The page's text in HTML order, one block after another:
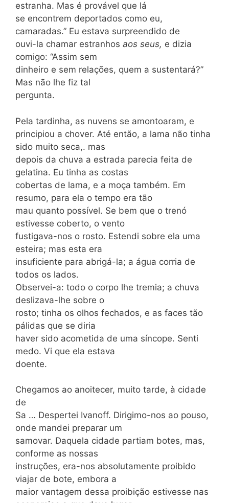
estranha. Mas é provável que lá
se encontrem deportados como eu,
camaradas.” Eu estava surpreendido de
ouvi-la chamar estranhos aos seus, e dizia
comigo: “Assim sem
dinheiro e sem relações, quem a sustentará?”
Mas não lhe fiz tal
pergunta.
Pela tardinha, as nuvens se amontoaram, e
principiou a chover. Até então, a lama não tinha
sido muito seca,. mas
depois da chuva a estrada parecia feita de
gelatina. Eu tinha as costas
cobertas de lama, e a moça também. Em
resumo, para ela o tempo era tão
mau quanto possível. Se bem que o trenó
estivesse coberto, o vento
fustigava-nos o rosto. Estendi sobre ela uma
esteira; mas esta era
insuficiente para abrigá-la; a água corria de
todos os lados.
Observei-a: todo o corpo lhe tremia; a chuva
deslizava-lhe sobre o
rosto; tinha os olhos fechados, e as faces tão
pálidas que se diria
haver sido acometida de uma síncope. Senti
medo. Vi que ela estava
doente.
Chegamos ao anoitecer, muito tarde, à cidade
de
Sa … Despertei Ivanoff. Dirigimo-nos ao pouso,
onde mandei preparar um
samovar. Daquela cidade partiam botes, mas,
conforme as nossas
instruções, era-nos absolutamente proibido
viajar de bote, embora a
maior vantagem dessa proibição estivesse nas